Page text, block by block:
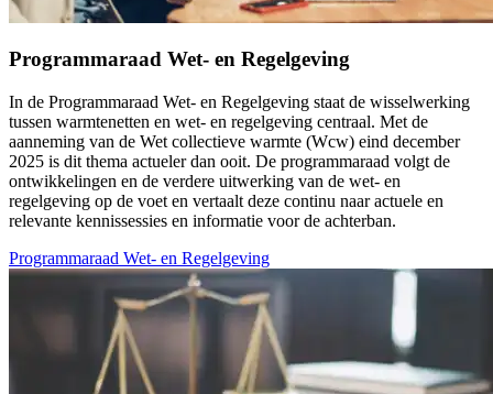
Programmaraad Wet- en Regelgeving
In de Programmaraad Wet- en Regelgeving staat de wisselwerking
tussen warmtenetten en wet- en regelgeving centraal. Met de
aanneming van de Wet collectieve warmte (Wcw) eind december
2025 is dit thema actueler dan ooit. De programmaraad volgt de
ontwikkelingen en de verdere uitwerking van de wet- en
regelgeving op de voet en vertaalt deze continu naar actuele en
relevante kennissessies en informatie voor de achterban.
Programmaraad Wet- en Regelgeving